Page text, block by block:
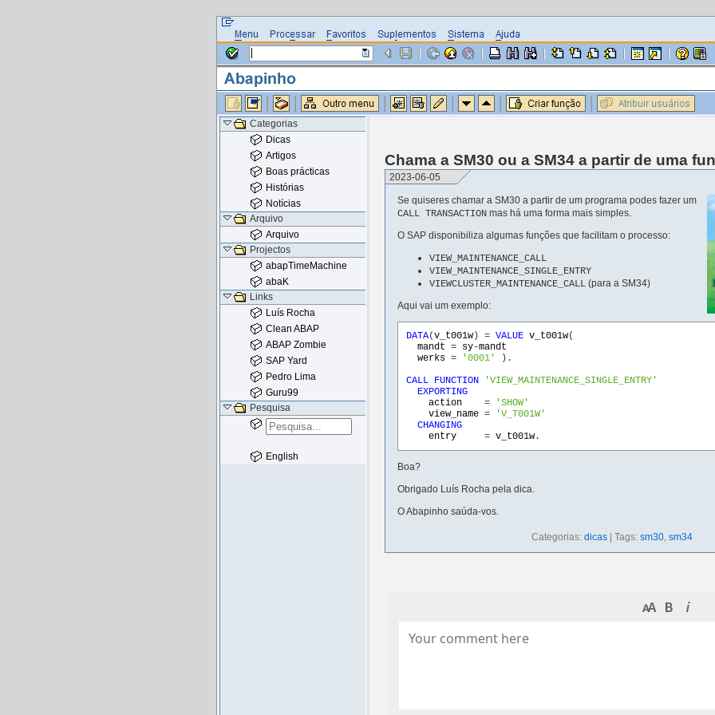
Chama a SM30 ou a SM34 a partir de uma
2023-06-05
Se quiseres chamar a SM30 a partir de um programa podes fazer um
CALL TRANSACTION mas há uma forma mais simples.
O SAP disponibiliza algumas funções que facilitam o processo:
VIEW_MAINTENANCE_CALL
VIEW_MAINTENANCE_SINGLE_ENTRY
VIEWCLUSTER_MAINTENANCE_CALL (para a SM34)
Aqui vai um exemplo:
DATA(v_t001w ) = VALUE v_t001w
mandt = sy-mandt
werks = '0001'
CALL FUNCTION
'VIEW_MAINTENANCE_SINGLE_ENTRY'
EXPORTING
action
    =
'SHOW'
view_name =
'V_T001W'
CHANGING
entry
     =
v_t001w
Boa?
Obrigado Luís Rocha pela dica.
O Abapinho saúda-vos.
Categorias: dicas | Tags: sm30, sm34
Categorias
Dicas
Artigos
Boas prácticas
Histórias
Notícias
Arquivo
Arquivo
Projectos
abapTimeMachine
abaK
Links
Luís Rocha
Clean ABAP
ABAP Zombie
SAP Yard
Pedro Lima
Guru99
Pesquisa
English